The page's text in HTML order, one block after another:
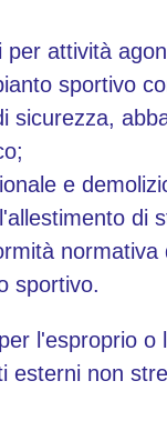
attività
sportivo
sicurezza,
e
di
sportivo.
l'esproprio
non